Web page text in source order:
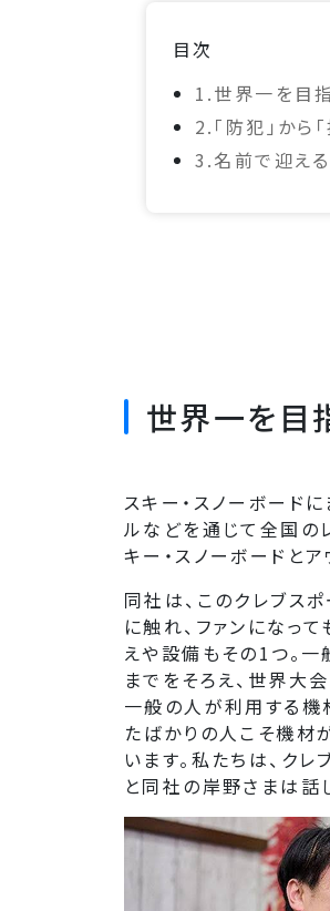
目次
1.世界一を目
2.「防犯」から
3.名前で迎え
世界一を目
スキー・スノーボード
ルなどを通じて全国の
キー・スノーボードと
同社は、このクレブス
に触れ、ファンになっ
えや設備もその1つ。
までをそろえ、世界大
一般の人が利用する機
たばかりの人こそ機材
います。私たちは、ク
と同社の岸野さまは話